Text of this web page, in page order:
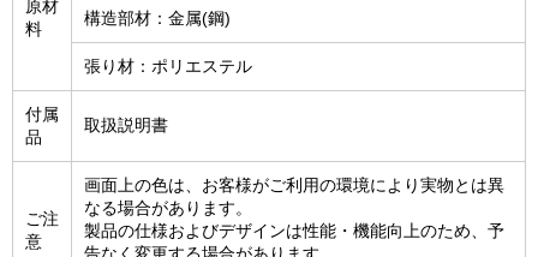
原材
料
構造部材：金属(鋼)
張り材：ポリエステル
付属
品
取扱説明書
ご注
意
画面上の色は、お客様がご利用の環境により実物とは異
なる場合があります。
製品の仕様およびデザインは性能・機能向上のため、予